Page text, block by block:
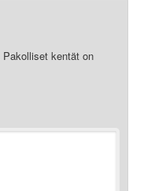
Pakolliset kentät on